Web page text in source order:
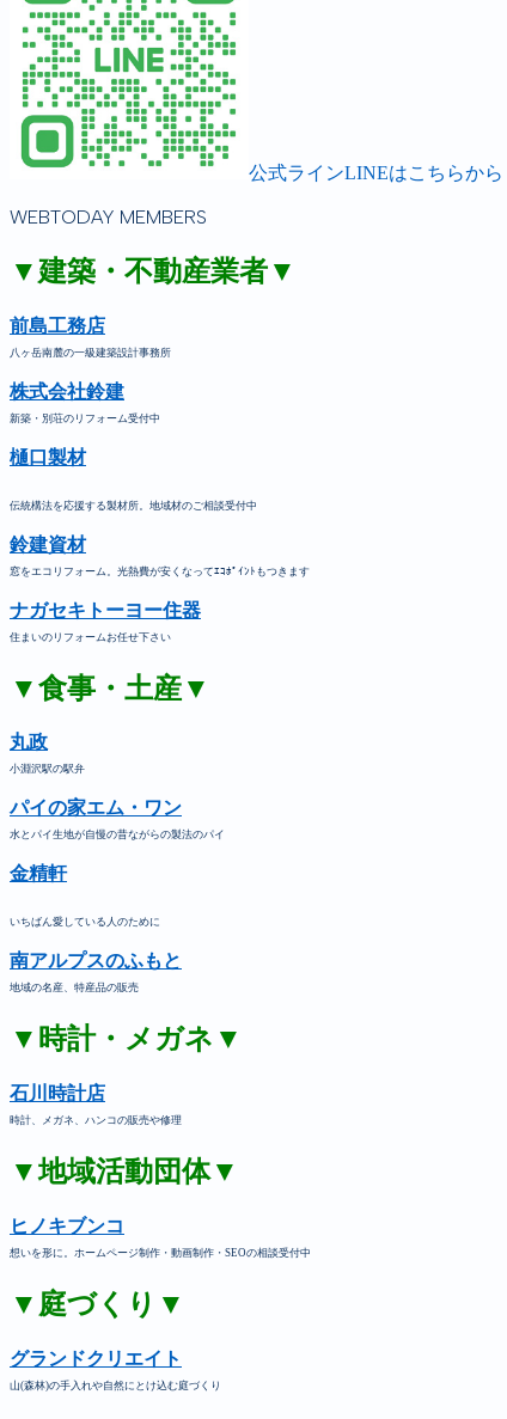
公式ラインLINEはこちらから
WEBTODAY MEMBERS
▼建築・不動産業者▼
前島工務店
八ヶ岳南麓の一級建築設計事務所
株式会社鈴建
新築・別荘のリフォーム受付中
樋口製材
伝統構法を応援する製材所。地域材のご相談受付中
鈴建資材
窓をエコリフォーム。光熱費が安くなってｴｺﾎﾟｲﾝﾄもつきます
ナガセキトーヨー住器
住まいのリフォームお任せ下さい
▼食事・土産▼
丸政
小淵沢駅の駅弁
パイの家エム・ワン
水とパイ生地が自慢の昔ながらの製法のパイ
金精軒
いちばん愛している人のために
南アルプスのふもと
地域の名産、特産品の販売
▼時計・メガネ▼
石川時計店
時計、メガネ、ハンコの販売や修理
▼地域活動団体▼
ヒノキブンコ
想いを形に。ホームページ制作・動画制作・SEOの相談受付中
▼庭づくり▼
グランドクリエイト
山(森林)の手入れや自然にとけ込む庭づくり